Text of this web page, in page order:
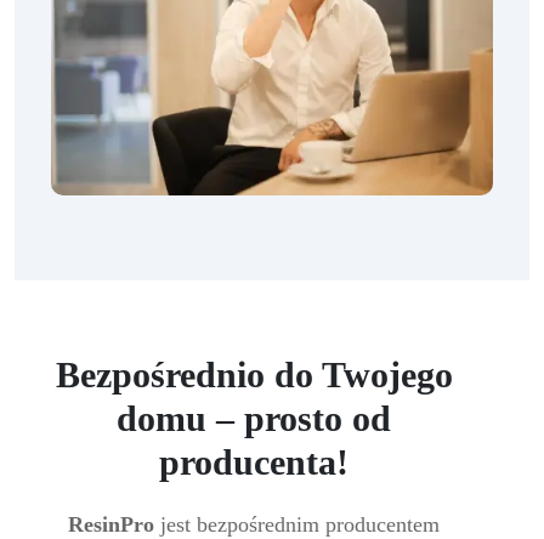
Bezpośrednio do Twojego
domu – prosto od
producenta!
ResinPro jest bezpośrednim producentem